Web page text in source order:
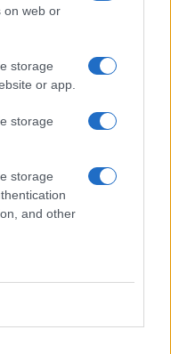
on web or
storage
or app.
storage
storage
and other
i diritti riservati –